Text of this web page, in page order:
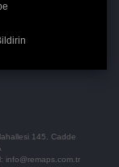
145. Cadde
info@remaps.com.tr